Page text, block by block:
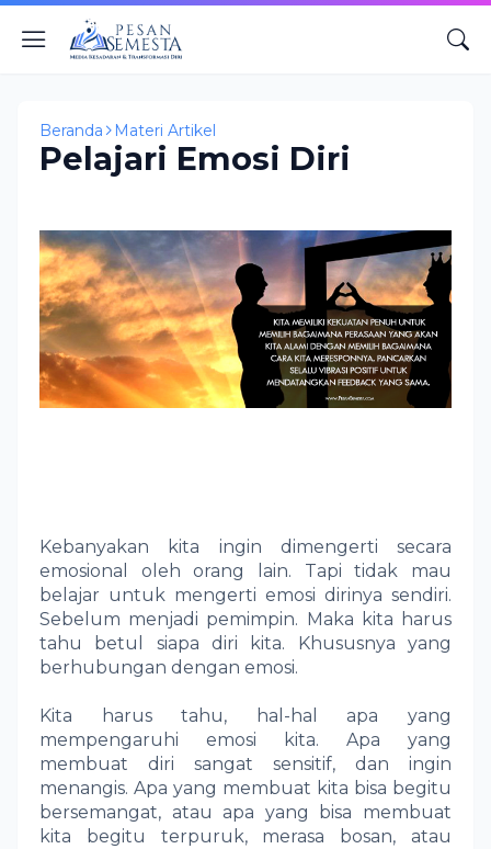
Beranda Materi Artikel
Pelajari Emosi Diri
Kebanyakan kita ingin dimengerti secara
emosional oleh orang lain. Tapi tidak mau
belajar untuk mengerti emosi dirinya sendiri.
Sebelum menjadi pemimpin. Maka kita harus
tahu betul siapa diri kita. Khususnya yang
berhubungan dengan emosi.
Kita harus tahu, hal-hal apa yang
mempengaruhi emosi kita. Apa yang
membuat diri sangat sensitif, dan ingin
menangis. Apa yang membuat kita bisa begitu
bersemangat, atau apa yang bisa membuat
kita begitu terpuruk, merasa bosan, atau